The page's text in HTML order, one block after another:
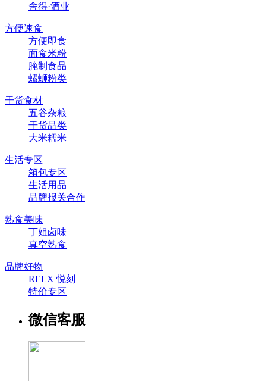
舍得·酒业
方便速食
方便即食
面食米粉
腌制食品
螺蛳粉类
干货食材
五谷杂粮
干货品类
大米糯米
生活专区
箱包专区
生活用品
品牌报关合作
熟食美味
丁姐卤味
真空熟食
品牌好物
RELX 悦刻
特价专区
微信客服